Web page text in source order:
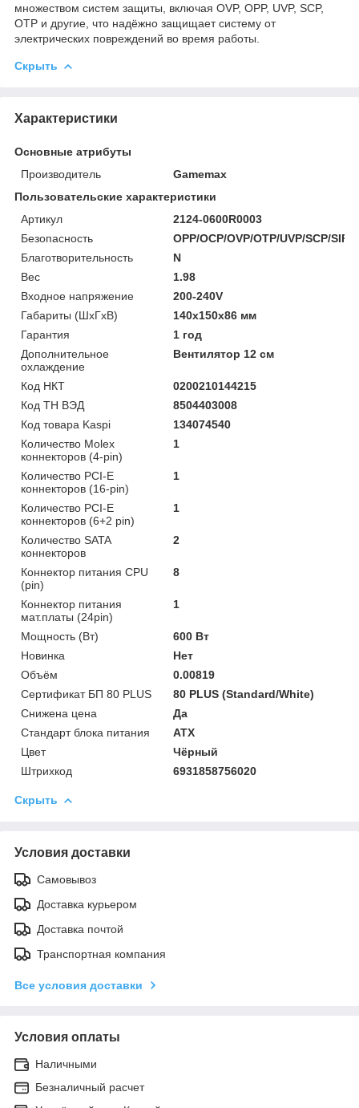
множеством систем защиты, включая OVP, OPP, UVP, SCP,
OTP и другие, что надёжно защищает систему от
электрических повреждений во время работы.
Скрыть
Характеристики
Основные атрибуты
Производитель
Gamemax
Пользовательские характеристики
Артикул
2124-0600R0003
Безопасность
OPP/OCP/OVP/OTP/UVP/SCP/SIP
Благотворительность
N
Вес
1.98
Входное напряжение
200-240V
Габариты (ШхГхВ)
140x150x86 мм
Гарантия
1 год
Дополнительное
охлаждение
Вентилятор 12 см
Код НКТ
0200210144215
Код ТН ВЭД
8504403008
Код товара Kaspi
134074540
Количество Molex
коннекторов (4-pin)
1
Количество PCI-E
коннекторов (16-pin)
1
Количество PCI-E
коннекторов (6+2 pin)
1
Количество SATA
коннекторов
2
Коннектор питания CPU
(pin)
8
Коннектор питания
мат.платы (24pin)
1
Мощность (Bт)
600 Вт
Новинка
Нет
Объём
0.00819
Сертификат БП 80 PLUS
80 PLUS (Standard/White)
Снижена цена
Да
Стандарт блока питания
ATX
Цвет
Чёрный
Штрихкод
6931858756020
Скрыть
Условия доставки
Самовывоз
Доставка курьером
Доставка почтой
Транспортная компания
Все условия доставки
Условия оплаты
Наличными
Безналичный расчет